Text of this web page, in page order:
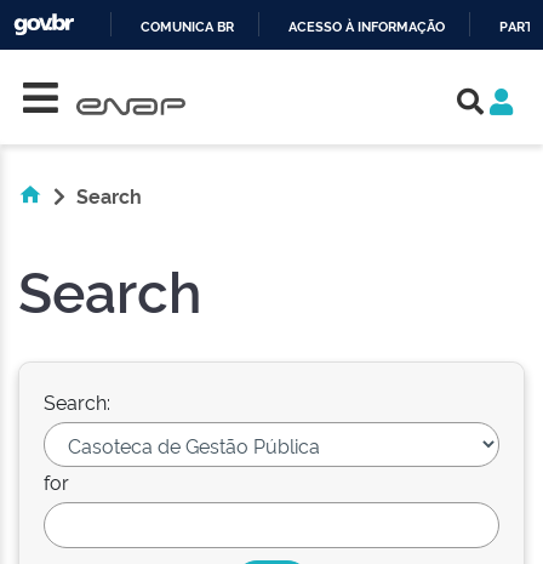
COMUNICA BR ACESSO À INFORMAÇÃO
Search
Search
Search:
for